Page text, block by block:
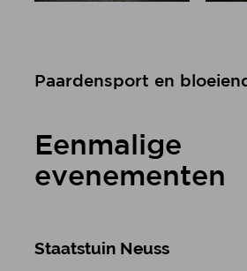
Paardensport en
Eenmalige
evenementen
Staatstuin Neuss